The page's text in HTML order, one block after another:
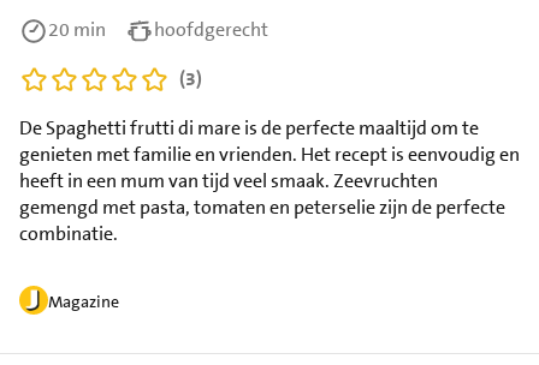
Magazine
De Spaghetti frutti di mare is de perfecte maaltijd om te
genieten met familie en vrienden. Het recept is eenvoudig en
heeft in een mum van tijd veel smaak. Zeevruchten
gemengd met pasta, tomaten en peterselie zijn de perfecte
combinatie.
20 min
hoofdgerecht
(3)